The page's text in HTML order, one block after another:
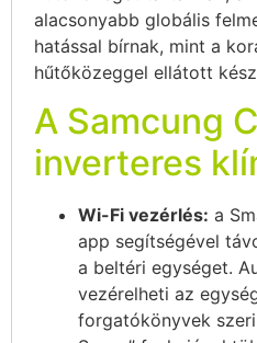
alacsonyabb globális
hatással bírnak, mint a
hűtőközeggel ellátott
A Samcung
inverteres
Wi-Fi vezérlés: a
app segítségével
a beltéri egységet.
vezérelheti az
forgatókönyvek